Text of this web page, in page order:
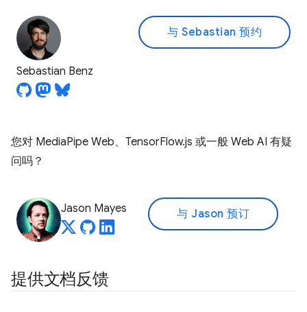
Sebastian Benz
与 Sebastian 预约
您对 MediaPipe Web、TensorFlow.js 或一般 Web AI 有疑
问吗？
Jason Mayes 与 Jason 预订
提供文档反馈